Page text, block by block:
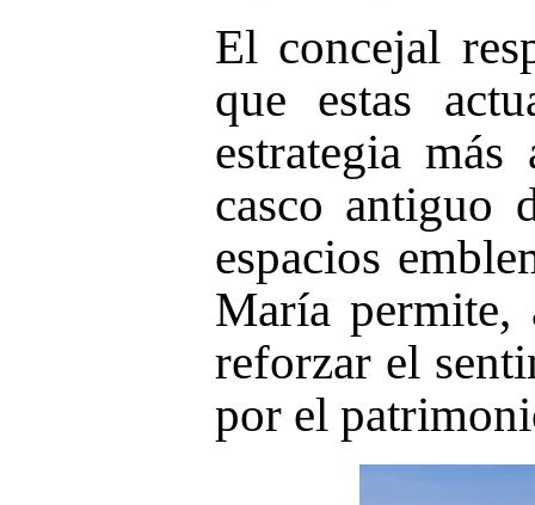
El concejal
que estas
estrategia
casco antiguo
espacios
María permite,
reforzar el
por el